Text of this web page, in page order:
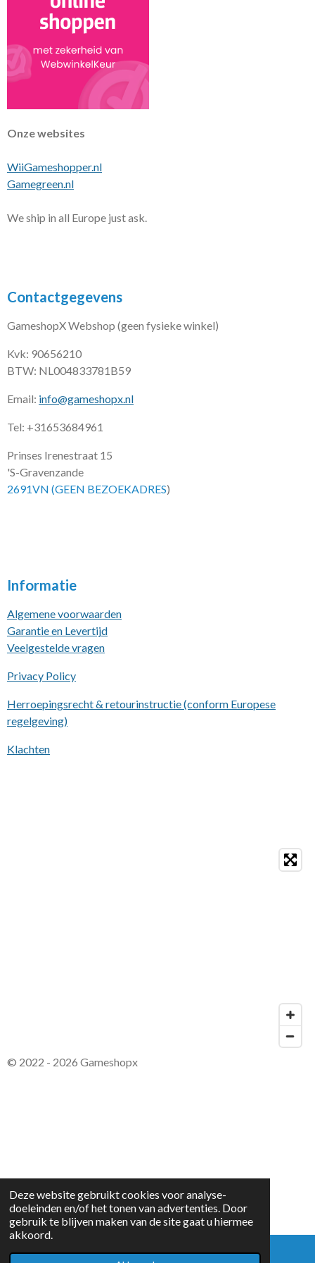
Deze website gebruikt cookies voor analyse-
doeleinden en/of het tonen van advertenties. Door
gebruik te blijven maken van de site gaat u hiermee
akkoord.
Onze websites
WiiGameshopper.nl
Gamegreen.nl
We ship in all Europe just ask.
Contactgegevens
GameshopX Webshop (geen fysieke winkel)
Kvk: 90656210
BTW: NL004833781B59
Email: info@gameshopx.nl
Tel: +31653684961
Prinses Irenestraat 15
'S-Gravenzande
2691VN (GEEN BEZOEKADRES)
Informatie
Algemene voorwaarden
Garantie en Levertijd
Veelgestelde vragen
Privacy Policy
Herroepingsrecht & retourinstructie (conform Europese
regelgeving)
Klachten
© 2022 - 2026 Gameshopx